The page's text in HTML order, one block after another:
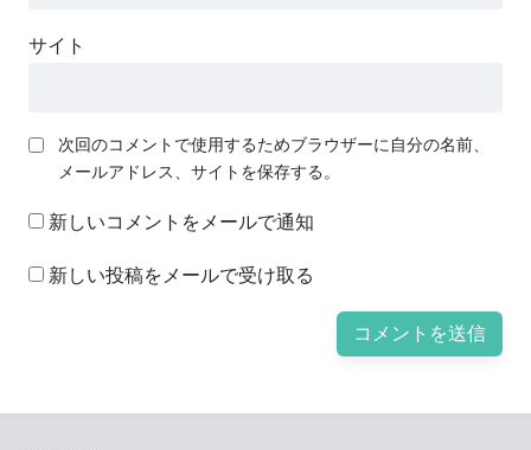
サイト
次回のコメントで使用するためブラウザーに自分の名前、
メールアドレス、サイトを保存する。
新しいコメントをメールで通知
新しい投稿をメールで受け取る